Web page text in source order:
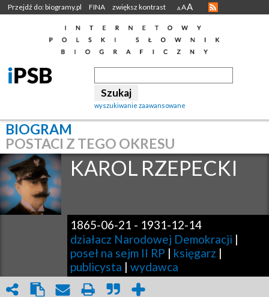
Przejdź do: biogramy.pl FINA zwiększ kontrast A AA
wyszukiwanie zaawansowane
BIOGRAM
POSTACI Z TEGO OKRESU
KAROL RZEPECKI
1865-06-21 - 1931-12-14
działacz Narodowej Demokracji |
poseł na sejm II RP | księgarz |
publicysta | wydawca